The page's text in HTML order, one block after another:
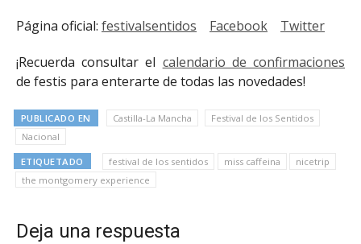
Página oficial: festivalsentidos Facebook Twitter
¡Recuerda consultar el calendario de confirmaciones
de festis para enterarte de todas las novedades!
PUBLICADO EN Castilla-La Mancha
Festival de los Sentidos
Nacional
ETIQUETADO festival de los sentidos miss caffeina
nicetrip
the montgomery experience
Deja una respuesta